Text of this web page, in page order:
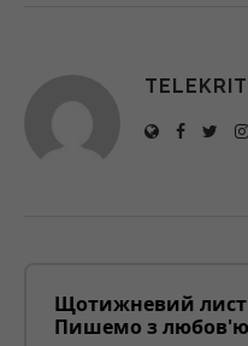
Щотижневий
Пишемо з любов'ю